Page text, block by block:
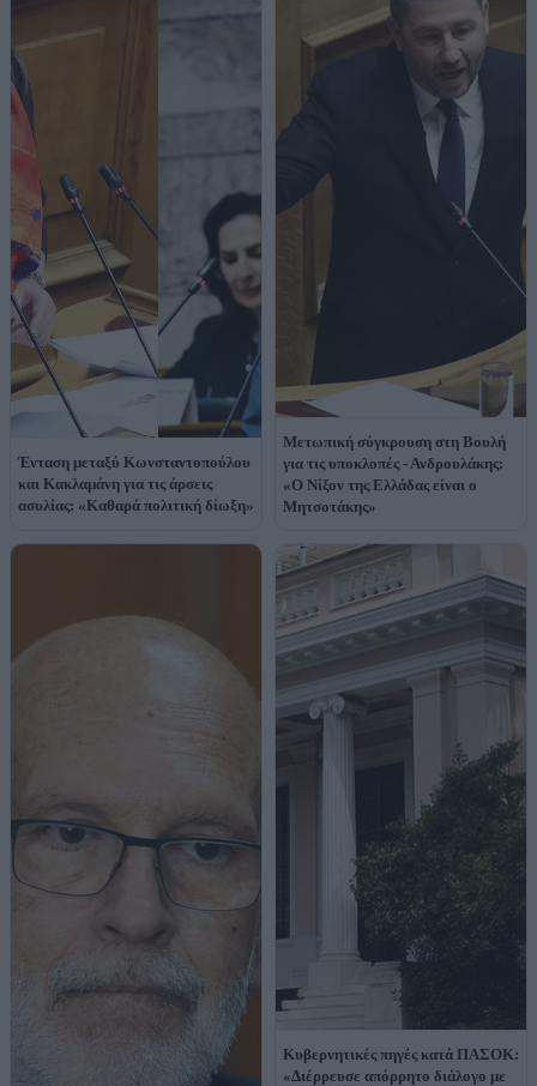
Ένταση μεταξύ Κωνσταντοπούλου
και Κακλαμάνη για τις άρσεις
ασυλίας: «Καθαρά πολιτική δίωξη»
Μετωπική σύγκρουση στη Βουλή
για τις υποκλοπές - Ανδρουλάκης:
«Ο Νίξον της Ελλάδας είναι ο
Μητσοτάκης»
Κυβερνητικές πηγές κατά ΠΑΣΟΚ:
«Διέρρευσε απόρρητο διάλογο με